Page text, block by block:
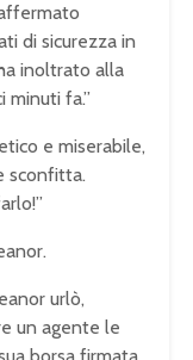
di sicurezza in
inoltrato alla
fa.”
e miserabile,
sconfitta.
urlò,
un agente le